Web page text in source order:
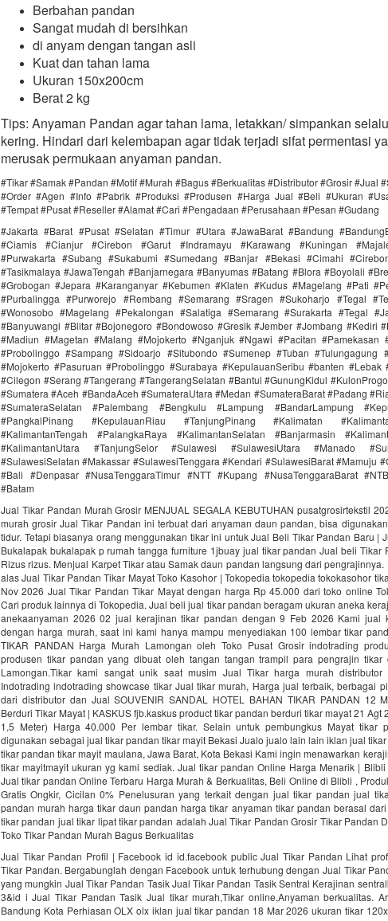
Berbahan pandan
Sangat mudah di bersihkan
di anyam dengan tangan asli
Kuat dan tahan lama
Ukuran 150x200cm
Berat 2 kg
Tips: Anyaman Pandan agar tahan lama, letakkan/ simpankan
kering. Hindari dari kelembapan agar tidak terjadi sifat permentasi
merusak permukaan anyaman pandan.
#Tikar #Samak #Pandan #Motif #Murah #Bagus #Berkualitas #Distributor #Grosir #Jual
#Order #Agen #Info #Pabrik #Produksi #Produsen #Harga Jual #Beli #Ukuran
#Tempat #Pusat #Reseller #Alamat #Cari #Pengadaan #Perusahaan #Pesan #Gudang
#Jakarta #Barat #Pusat #Selatan #Timur #Utara #JawaBarat #Bandung
#Ciamis #Cianjur #Cirebon #Garut #Indramayu #Karawang #Kuningan
#Purwakarta #Subang #Sukabumi #Sumedang #Banjar #Bekasi #Cimahi
#Tasikmalaya #JawaTengah #Banjarnegara #Banyumas #Batang #Blora #Boyolali
#Grobogan #Jepara #Karanganyar #Kebumen #Klaten #Kudus #Magelang #Pati
#Purbalingga #Purworejo #Rembang #Semarang #Sragen #Sukoharjo #Tegal
#Wonosobo #Magelang #Pekalongan #Salatiga #Semarang #Surakarta #Tegal
#Banyuwangi #Blitar #Bojonegoro #Bondowoso #Gresik #Jember #Jombang #Kediri
#Madiun #Magetan #Malang #Mojokerto #Nganjuk #Ngawi #Pacitan #Pamekasan
#Probolinggo #Sampang #Sidoarjo #Situbondo #Sumenep #Tuban #Tulungagung
#Mojokerto #Pasuruan #Probolinggo #Surabaya #KepulauanSeribu #banten #Lebak
#Cilegon #Serang #Tangerang #TangerangSelatan #Bantul #GunungKidul
#Sumatera #Aceh #BandaAceh #SumateraUtara #Medan #SumateraBarat #Padang
#SumateraSelatan #Palembang #Bengkulu #Lampung #BandarLampung
#PangkalPinang #KepulauanRiau #TanjungPinang #Kalimatan
#KalimantanTengah #PalangkaRaya #KalimantanSelatan #Banjarmasin
#KalimantanUtara #TanjungSelor #Sulawesi #SulawesiUtara #Manado
#SulawesiSelatan #Makassar #SulawesiTenggara #Kendari #SulawesiBarat #Mamuju
#Bali #Denpasar #NusaTenggaraTimur #NTT #Kupang #NusaTenggaraBarat
#Batam
Jual Tikar Pandan Murah Grosir MENJUAL SEGALA KEBUTUHAN pusatgrosirtekstil
murah grosir Jual Tikar Pandan ini terbuat dari anyaman daun pandan, bisa
tidur. Tetapi biasanya orang menggunakan tikar ini untuk Jual Beli Tikar Pandan Baru |
Bukalapak bukalapak p rumah tangga furniture 1jbuay jual tikar pandan Jual beli Tikar
Rizus rizus. Menjual Karpet Tikar atau Samak daun pandan langsung dari
alas Jual Tikar Pandan Tikar Mayat Toko Kasohor | Tokopedia tokopedia tokokasohor
Nov 2026 Jual Tikar Pandan Tikar Mayat dengan harga Rp 45.000 dari toko online
Cari produk lainnya di Tokopedia. Jual beli jual tikar pandan beragam ukuran aneka
anekaanyaman 2026 02 jual kerajinan tikar pandan dengan 9 Feb 2026 Kami jual
dengan harga murah, saat ini kami hanya mampu menyediakan 100 lembar tikar
TIKAR PANDAN Harga Murah Lamongan oleh Toko Pusat Grosir indotrading
produsen tikar pandan yang dibuat oleh tangan tangan trampil para pengrajin tikar
Lamongan.Tikar kami sangat unik saat musim Jual Tikar harga murah
Indotrading indotrading showcase tikar Jual tikar murah, Harga jual terbaik, berbagai
dari distributor dan Jual SOUVENIR SANDAL HOTEL BAHAN TIKAR PANDAN 12
Berduri Tikar Mayat | KASKUS fjb.kaskus product tikar pandan berduri tikar mayat 21 Agt
1,5 Meter) Harga 40.000 Per lembar tikar. Selain untuk pembungkus Mayat tikar
digunakan sebagai jual tikar pandan tikar mayit Bekasi Jualo jualo lain lain iklan jual
tikar pandan tikar mayit maulana, Jawa Barat, Kota Bekasi Kami ingin menawarkan
tikar mayitmayit ukuran yg kami sediak. Jual tikar pandan Online Harga Menarik |
Jual tikar pandan Online Terbaru Harga Murah & Berkualitas, Beli Online di Blibli ,
Gratis Ongkir, Cicilan 0% Penelusuran yang terkait dengan jual tikar pandan jual
pandan murah harga tikar daun pandan harga tikar anyaman tikar pandan berasal
tikar pandan jual tikar lipat tikar pandan adalah Jual Tikar Pandan Grosir Tikar Pandan
Toko Tikar Pandan Murah Bagus Berkualitas
Jual Tikar Pandan Profil | Facebook id id.facebook public Jual Tikar Pandan Lihat
Tikar Pandan. Bergabunglah dengan Facebook untuk terhubung dengan Jual Tikar
yang mungkin Jual Tikar Pandan Tasik Jual Tikar Pandan Tasik Sentral Kerajinan
3&id i Jual Tikar Pandan Tasik Jual tikar murah,Tikar online,Anyaman berkualitas.
Bandung Kota Perhiasan OLX olx iklan jual tikar pandan 18 Mar 2026 ukuran tikar